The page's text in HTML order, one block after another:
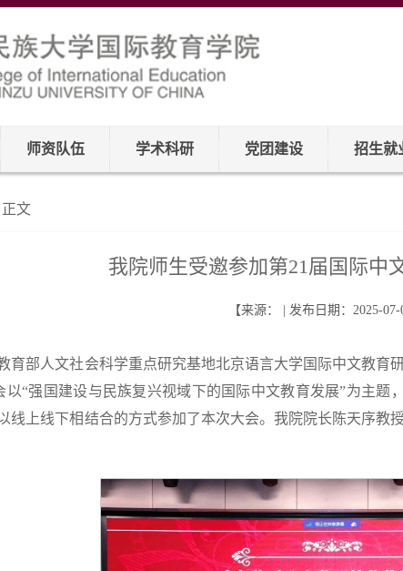
师资队伍 学术科研 党团建设 招生就
正文
我院师生受邀参加第21届国际中
【来源： | 发布日期：2025-07-
育部人文社会科学重点研究基地北京语言大学国际中文教
“强国建设与民族复兴视域下的国际中文教育发展”为主
线上线下相结合的方式参加了本次大会。我院院长陈天序